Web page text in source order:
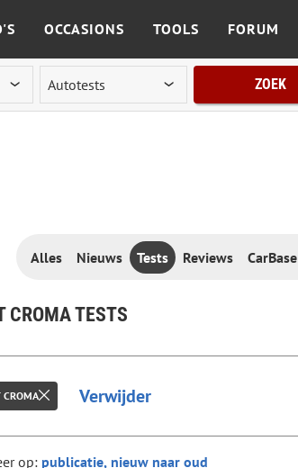
OCCASIONS TOOLS FORUM
ZOEK
Alles Nieuws Tests Reviews CarBase
CROMA TESTS
CROMA Verwijder
op: